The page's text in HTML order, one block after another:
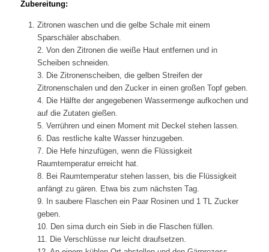
Zubereitung:
Zitronen waschen und die gelbe Schale mit einem
Sparschäler abschaben.
2. Von den Zitronen die weiße Haut entfernen und in
Scheiben schneiden.
3. Die Zitronenscheiben, die gelben Streifen der
Zitronenschalen und den Zucker in einen großen Topf geben.
4. Die Hälfte der angegebenen Wassermenge aufkochen und
auf die Zutaten gießen.
5. Verrühren und einen Moment mit Deckel stehen lassen.
6. Das restliche kalte Wasser hinzugeben.
7. Die Hefe hinzufügen, wenn die Flüssigkeit
Raumtemperatur erreicht hat.
8. Bei Raumtemperatur stehen lassen, bis die Flüssigkeit
anfängt zu gären. Etwa bis zum nächsten Tag.
9. In saubere Flaschen ein Paar Rosinen und 1 TL Zucker
geben.
10. Den sima durch ein Sieb in die Flaschen füllen.
11. Die Verschlüsse nur leicht draufsetzen.